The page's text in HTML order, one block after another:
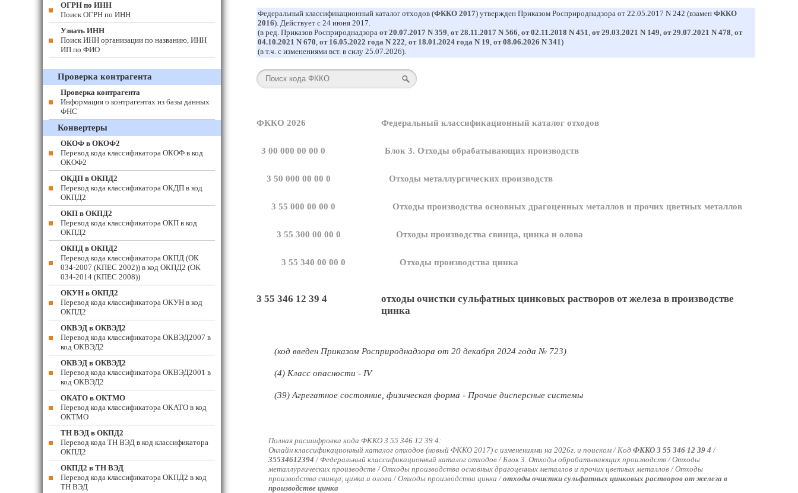
Федеральный классификационный каталог отходов (ФККО 2017) утвержден Приказом Росприроднадзора от 22.05.2017 N 242 (взамен ФККО
2016). Действует с 24 июня 2017.
(в ред. Приказов Росприроднадзора от 20.07.2017 N 359, от 28.11.2017 N 566, от 02.11.2018 N 451, от 29.03.2021 N 149, от 29.07.2021 N 478, от
04.10.2021 N 670, от 16.05.2022 года N 222, от 18.01.2024 года N 19, от 08.06.2026 N 341)
(в т.ч. с изменениями вст. в силу 25.07.2026).
ФККО 2026 Федеральный классификационный каталог отходов
3 00 000 00 00 0 Блок 3. Отходы обрабатывающих производств
3 50 000 00 00 0 Отходы металлургических производств
3 55 000 00 00 0 Отходы производства основных драгоценных металлов и прочих цветных металлов
3 55 300 00 00 0 Отходы производства свинца, цинка и олова
3 55 340 00 00 0 Отходы производства цинка
3 55 346 12 39 4
отходы очистки сульфатных цинковых растворов от железа в производстве
цинка
(код введен Приказом Росприроднадзора от 20 декабря 2024 года № 723)
(4) Класс опасности - IV
(39) Агрегатное состояние, физическая форма - Прочие дисперсные системы
Полная расшифровка кода ФККО 3 55 346 12 39 4:
Онлайн классификационный каталог отходов (новый ФККО 2017) с изменениями на 2026г. и поиском / Код ФККО 3 55 346 12 39 4 /
35534612394 /Федеральный классификационный каталог отходов / Блок 3. Отходы обрабатывающих производств / Отходы
металлургических производств / Отходы производства основных драгоценных металлов и прочих цветных металлов / Отходы
производства свинца, цинка и олова / Отходы производства цинка /отходы очистки сульфатных цинковых растворов от железа в
производстве цинка
ОГРН по ИНН
Поиск ОГРН по ИНН
Узнать ИНН
Поиск ИНН организации по названию, ИНН
ИП по ФИО
Проверка контрагента
Проверка контрагента
Информация о контрагентах из базы данных
ФНС
Конвертеры
ОКОФ в ОКОФ2
Перевод кода классификатора ОКОФ в код
ОКОФ2
ОКДП в ОКПД2
Перевод кода классификатора ОКДП в код
ОКПД2
ОКП в ОКПД2
Перевод кода классификатора ОКП в код
ОКПД2
ОКПД в ОКПД2
Перевод кода классификатора ОКПД (ОК
034-2007 (КПЕС 2002)) в код ОКПД2 (ОК
034-2014 (КПЕС 2008))
ОКУН в ОКПД2
Перевод кода классификатора ОКУН в код
ОКПД2
ОКВЭД в ОКВЭД2
Перевод кода классификатора ОКВЭД2007 в
код ОКВЭД2
ОКВЭД в ОКВЭД2
Перевод кода классификатора ОКВЭД2001 в
код ОКВЭД2
ОКАТО в ОКТМО
Перевод кода классификатора ОКАТО в код
ОКТМО
ТН ВЭД в ОКПД2
Перевод кода ТН ВЭД в код классификатора
ОКПД2
ОКПД2 в ТН ВЭД
Перевод кода классификатора ОКПД2 в код
ТН ВЭД